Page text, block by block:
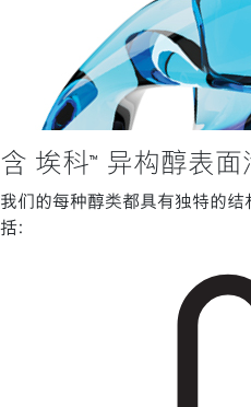
含 埃科™ 异构醇表
我们的每种醇类都具有独特的
括：